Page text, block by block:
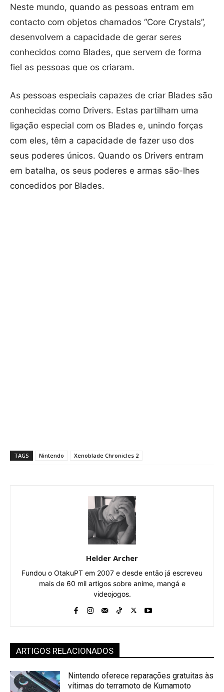
Neste mundo, quando as pessoas entram em
contacto com objetos chamados “Core Crystals”,
desenvolvem a capacidade de gerar seres
conhecidos como Blades, que servem de forma
fiel as pessoas que os criaram.
As pessoas especiais capazes de criar Blades são
conhecidas como Drivers. Estas partilham uma
ligação especial com os Blades e, unindo forças
com eles, têm a capacidade de fazer uso dos
seus poderes únicos. Quando os Drivers entram
em batalha, os seus poderes e armas são-lhes
concedidos por Blades.
TAGS Nintendo Xenoblade Chronicles 2
Helder Archer
Fundou o OtakuPT em 2007 e desde então já escreveu
mais de 60 mil artigos sobre anime, mangá e
videojogos.
ARTIGOS RELACIONADOS
Nintendo oferece reparações gratuitas às
vítimas do terramoto de Kumamoto